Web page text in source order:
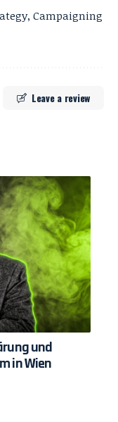
Campaigning
Leave a review
und
in Wien